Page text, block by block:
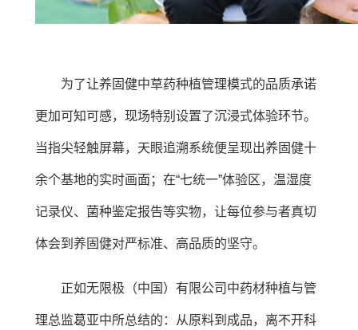
为了让养固健中草药种植管理模式的品质承诺
更加可知可感，现场特别设置了沉浸式体验环节。
当指尖轻触屏幕，天眼追溯系统便呈现出养固健十
余个基地的实时画面；在“七统一”体验区，温湿度
记录仪、菌种鉴定报告等实物，让每位参与者真切
体会到养固健对严标准、高品质的坚守。
正如无限极（中国）有限公司中药材种植与管
理总监葛亚中所总结的：从原料到成品，离不开科